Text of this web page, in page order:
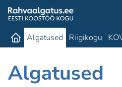
Algatused Riigikogu
Algatused